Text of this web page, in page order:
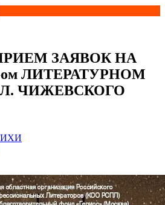
ЗАЯВОК НА
ЛИТЕРАТУРНОМ
ЧИЖЕВСКОГО